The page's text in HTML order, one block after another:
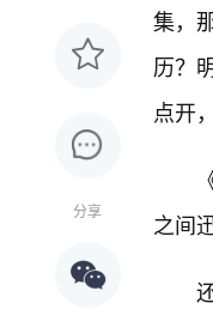
分享
集，
历？
点开
之间